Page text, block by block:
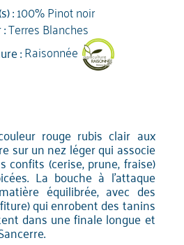
:100% Pinot noir
:Terres Blanches
:Raisonnée
rouge rubis clair aux
sur un nez léger qui associe
confits (cerise, prune, fraise)
La bouche à l'attaque
équilibrée, avec des
qui enrobent des tanins
dans une finale longue et